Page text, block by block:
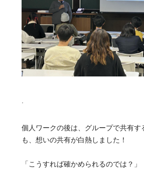
.
個人ワークの後は、グループで共有す
も、想いの共有が白熱しました！
「こうすれば確かめられるのでは？」